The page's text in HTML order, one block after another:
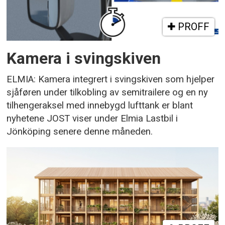
PROFF
Kamera i svingskiven
ELMIA: Kamera integrert i svingskiven som hjelper
sjåføren under tilkobling av semitrailere og en ny
tilhengeraksel med innebygd lufttank er blant
nyhetene JOST viser under Elmia Lastbil i
Jönköping senere denne måneden.